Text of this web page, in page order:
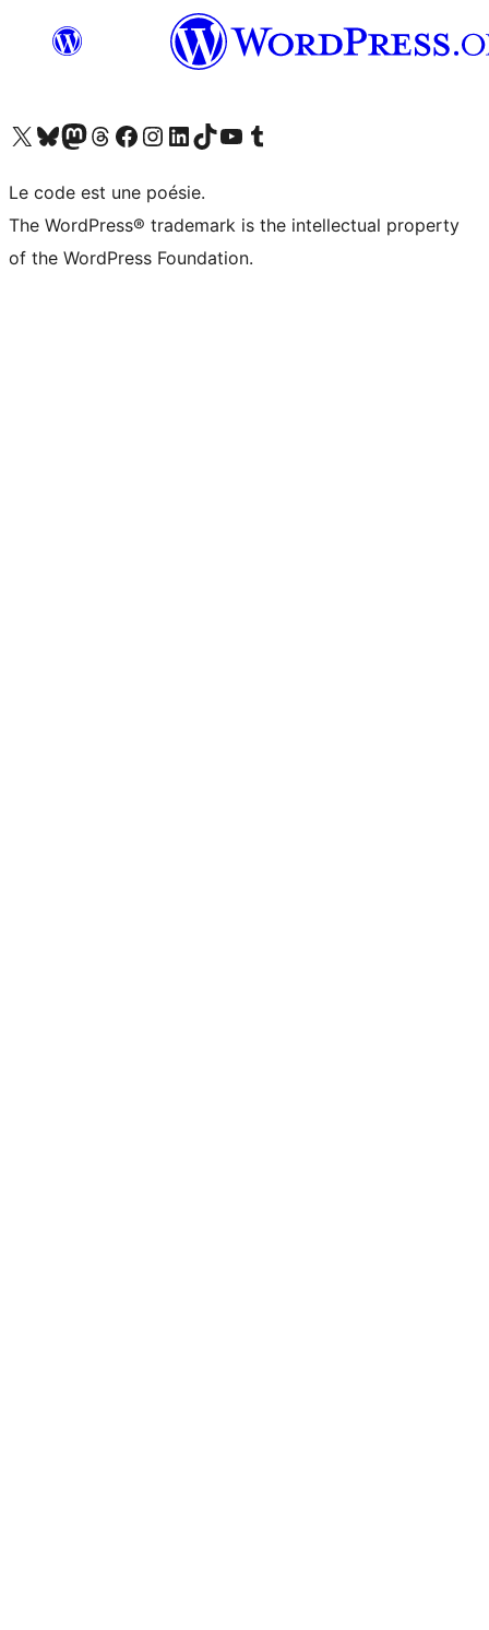
Visitez notre compte X (précédemment Twitter)
Visiter notre compte Bluesky
Visiter notre compte Mastodon
Visiter notre compte Threads
Consulter notre compte Facebook
Consulter notre compte Instagram
Consulter notre compte LinkedIn
Visiter notre compte TokTok
Visiter notre chaîne YouTube
Visiter notre compte Tumblr
Le code est une poésie.
The WordPress® trademark is the intellectual property
of the WordPress Foundation.